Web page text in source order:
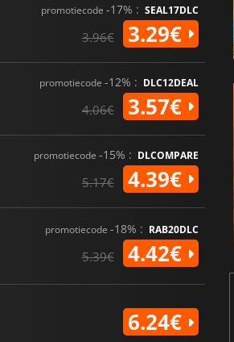
promotiecode -17% : SEAL17DLC
3.96€ 3.29€
promotiecode -12% : DLC12DEAL
4.06€ 3.57€
promotiecode -15% : DLCOMPARE
5.17€ 4.39€
promotiecode -18% : RAB20DLC
5.39€ 4.42€
6.24€